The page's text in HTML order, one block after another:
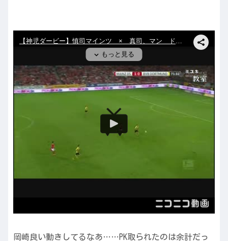
岡崎良い動きしてるなあ……PK取られたのは余計だっ